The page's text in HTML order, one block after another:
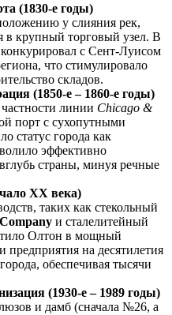
(1830-е годы)
у слияния рек,
в крупный торговый узел. В
конкурировал с Сент-Луисом
что стимулировало
складов.
(1850-е – 1860-е годы)
линии Chicago &
порт с сухопутными
статус города как
эффективно
страны, минуя речные
XX века)
таких как стекольный
и сталелитейный
Олтон в мощный
на десятилетия
обеспечивая тысячи
(1930-е – 1989 годы)
и дамб (сначала №26, а